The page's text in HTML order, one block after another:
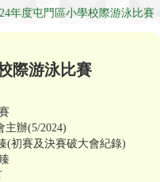
年度屯門區小學校際游泳比賽
際游泳比賽
辦(5/2024)
初賽及決賽破大會紀錄)